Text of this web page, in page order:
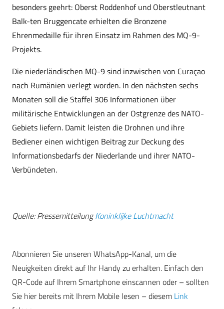
besonders geehrt: Oberst Roddenhof und Oberstleutnant
Balk-ten Bruggencate erhielten die Bronzene
Ehrenmedaille für ihren Einsatz im Rahmen des MQ-9-
Projekts.
Die niederländischen MQ-9 sind inzwischen von Curaçao
nach Rumänien verlegt worden. In den nächsten sechs
Monaten soll die Staffel 306 Informationen über
militärische Entwicklungen an der Ostgrenze des NATO-
Gebiets liefern. Damit leisten die Drohnen und ihre
Bediener einen wichtigen Beitrag zur Deckung des
Informationsbedarfs der Niederlande und ihrer NATO-
Verbündeten.
Quelle: PressemitteilungKoninklijke Luchtmacht
Abonnieren Sie unseren WhatsApp-Kanal, um die
Neuigkeiten direkt auf Ihr Handy zu erhalten. Einfach den
QR-Code auf Ihrem Smartphone einscannen oder – sollten
Sie hier bereits mit Ihrem Mobile lesen – diesem Link